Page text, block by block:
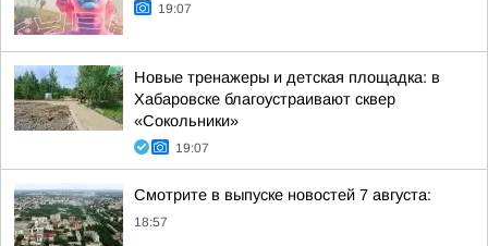
19:07
Новые тренажеры и детская площадка: в
Хабаровске благоустраивают сквер
«Сокольники»
19:07
Смотрите в выпуске новостей 7 августа:
18:57